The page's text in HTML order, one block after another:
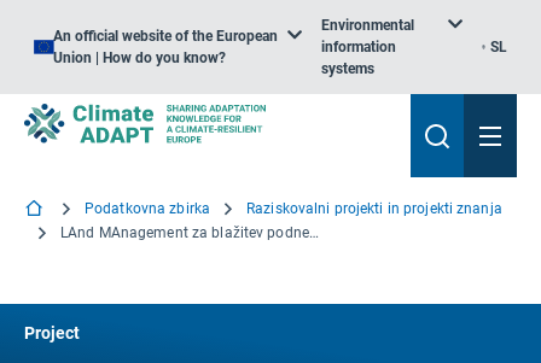
An official website of the European
Union | How do you know?
Environmental
information
systems
SL
Podatkovna zbirka
Raziskovalni projekti in projekti znanja
LAnd MAnagement za blažitev podnebnih sprememb in prilagajanje nanje
Project